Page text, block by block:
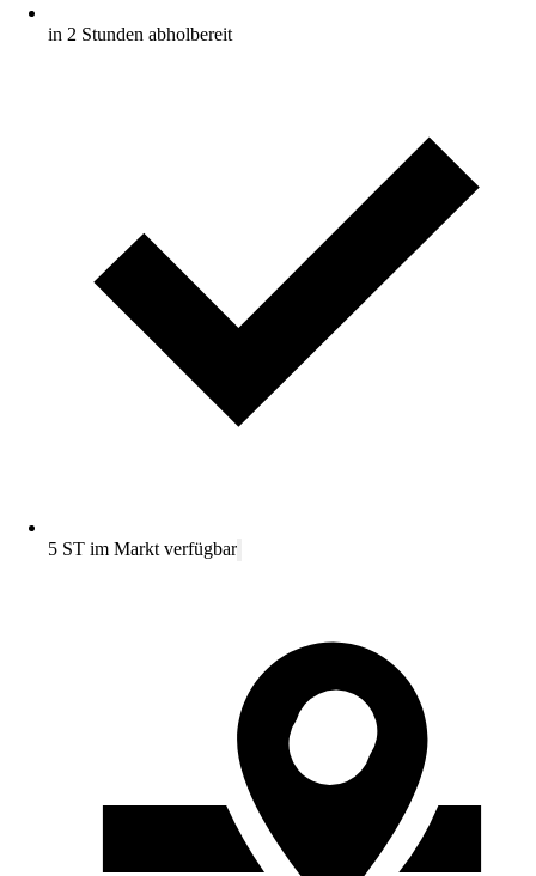
in 2 Stunden abholbereit
5 ST im Markt verfügbar